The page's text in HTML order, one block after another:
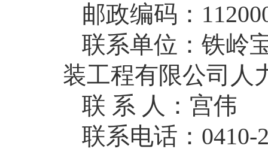
邮政编码：
联系单位：铁岭
装工程有限公司人
联 系 人：宫伟
联系电话：0410-